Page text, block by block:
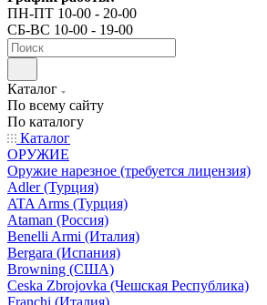
ПН-ПТ 10-00 - 20-00
СБ-ВС 10-00 - 19-00
Каталог
По всему сайту
По каталогу
Каталог
ОРУЖИЕ
Оружие нарезное (требуется лицензия)
Adler (Турция)
ATA Arms (Турция)
Ataman (Россия)
Benelli Armi (Италия)
Bergara (Испания)
Browning (США)
Ceska Zbrojovka (Чешская Республика)
Franchi (Италия)